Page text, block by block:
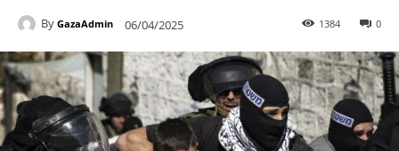
By GazaAdmin 06/04/2025 0
1384